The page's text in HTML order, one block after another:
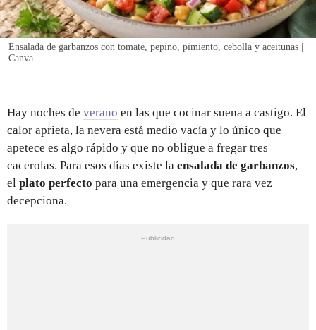
Ensalada de garbanzos con tomate, pepino, pimiento, cebolla y aceitunas |
Canva
Hay noches de verano en las que cocinar suena a castigo. El
calor aprieta, la nevera está medio vacía y lo único que
apetece es algo rápido y que no obligue a fregar tres
cacerolas. Para esos días existe la ensalada de garbanzos,
el plato perfecto para una emergencia y que rara vez
decepciona.